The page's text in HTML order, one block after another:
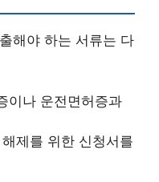
해야 하는 서류는 다
이나 운전면허증과
제를 위한 신청서를